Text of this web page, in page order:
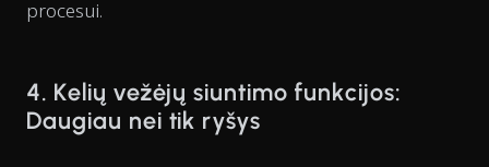
procesui.
4. Kelių vežėjų siuntimo funkcijos:
Daugiau nei tik ryšys